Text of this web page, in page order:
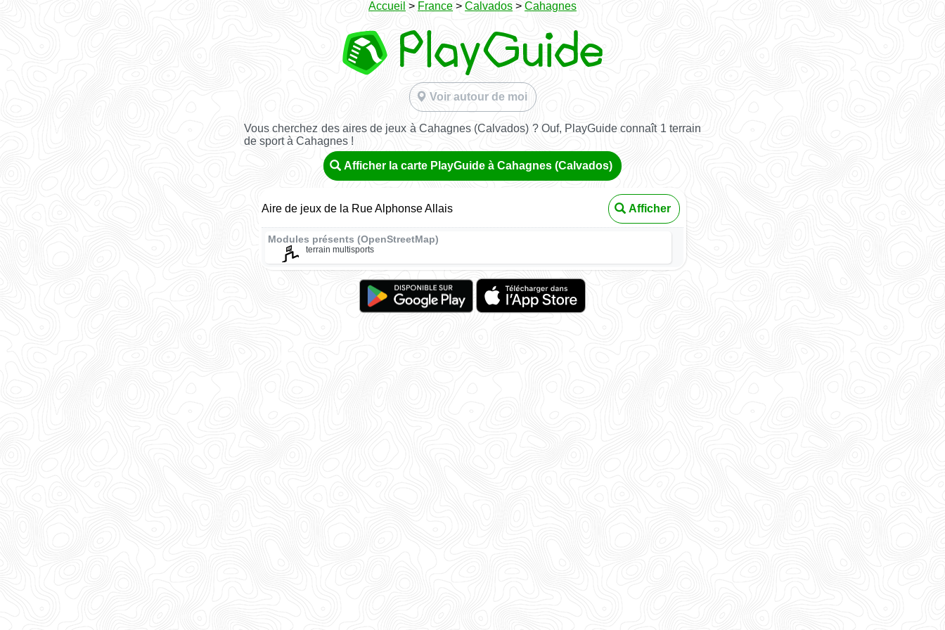
Accueil > France > Calvados > Cahagnes
Voir autour de moi
Vous cherchez des aires de jeux à Cahagnes (Calvados) ? Ouf, PlayGuide connaît 1 terrain
de sport à Cahagnes !
Afficher la carte PlayGuide à Cahagnes (Calvados)
Aire de jeux de la Rue Alphonse Allais Afficher
Modules présents (OpenStreetMap)
terrain multisports